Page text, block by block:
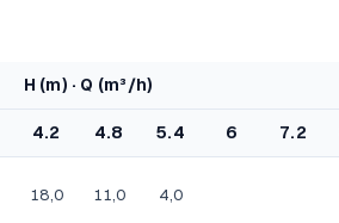
H (m) · Q (m³/h)
4.2 4.8 5.4 6 7.2
18,0 11,0 4,0